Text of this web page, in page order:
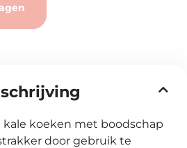
koeken met boodschap
door gebruik te